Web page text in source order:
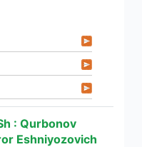
: Qurbonov
Eshniyozovich